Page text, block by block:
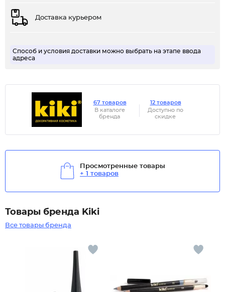
Доставка курьером
Способ и условия доставки можно выбрать на этапе ввода
адреса
67 товаров
В каталоге
бренда
12 товаров
Доступно по
скидке
Просмотренные товары
+ 1 товаров
Товары бренда Kiki
Все товары бренда